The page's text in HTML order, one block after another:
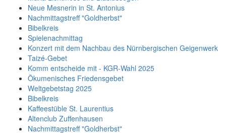
Neue Mesnerin in St. Antonius
Nachmittagstreff "Goldherbst"
Bibelkreis
Spielenachmittag
Konzert mit dem Nachbau des Nürnbergischen Geigenwerk
Taizé-Gebet
Komm entscheide mit - KGR-Wahl 2025
Ökumenisches Friedensgebet
Weltgebetstag 2025
Bibelkreis
Kaffeestüble St. Laurentius
Altenclub Zuffenhausen
Nachmittagstreff "Goldherbst"